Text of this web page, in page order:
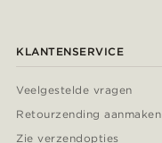
KLANTENSERVICE
Veelgestelde vragen
Retourzending aanmaken
Zie verzendopties